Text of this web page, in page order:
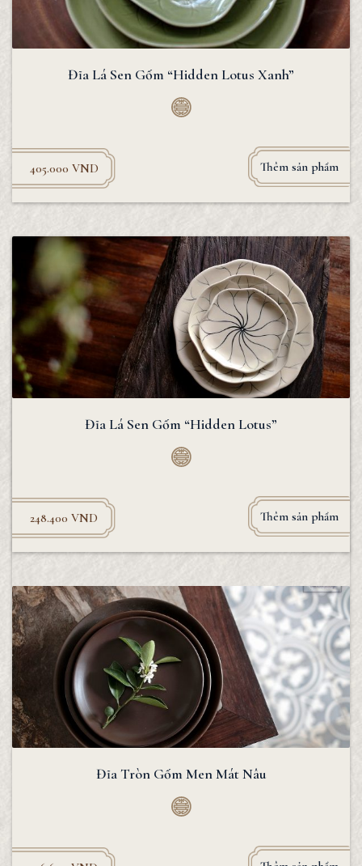
Đĩa Lá Sen Gốm “Hidden Lotus Xanh”
405.000 VND Thêm sản phẩm
Đĩa Lá Sen Gốm “Hidden Lotus”
248.400 VND Thêm sản phẩm
Đĩa Tròn Gốm Men Mát Nâu